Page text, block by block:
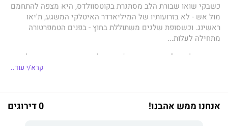
כשבקי שואו שבורת הלב מסתגרת בקוטסוולדס, היא מצפה להתחמם
מול אש - לא בזרועותיו של המיליארדר האיטלקי המשגע, ת'יאו
ראשינג. וכשסופת שלגים משתוללת בחוץ - בפנים הטמפרטורה
מתחילה לעלות...
זה אמור להיות "סטוץ חד-פעמי", עד שת'יאו חושף שהוא זקוק לבת זוג
מדומה ולוקח את בקי לאיטליה ואל עולמו היוקרתי. כדי להגן על לבה,
קרא/י עוד..
אנחנו ממש אהבנו! 0 דירוגים